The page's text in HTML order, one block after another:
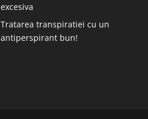
excesiva
Tratarea transpiratiei cu un
antiperspirant bun!